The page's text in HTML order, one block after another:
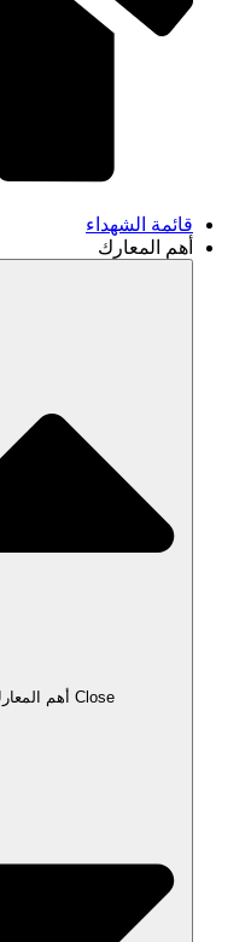
قائمة الشهداء
أهم المعارك
Close أهم المعارك